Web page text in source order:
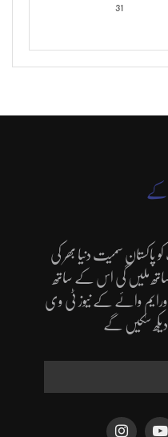
31
سمیت دنیا بھر کی
ساتھ ملیں گی اس کے ساتھ
وائے کے نیوز ٹی وی
دیکھ سکیں گے